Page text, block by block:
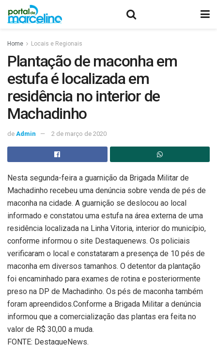
Home Locais e Regionais
Plantação de maconha em
estufa é localizada em
residência no interior de
Machadinho
de Admin 2 de março de 2020
Nesta segunda-feira a guarnição da Brigada Militar de
Machadinho recebeu uma denúncia sobre venda de pés de
maconha na cidade. A guarnição se deslocou ao local
informado e constatou uma estufa na área externa de uma
residência localizada na Linha Vitoria, interior do município,
conforme informou o site Destaquenews. Os policiais
verificaram o local e constataram a presença de 10 pés de
maconha em diversos tamanhos. O detentor da plantação
foi encaminhado para exames de rotina e posteriormente
preso na DP de Machadinho. Os pés de maconha também
foram apreendidos.Conforme a Brigada Militar a denúncia
informou que a comercialização das plantas era feita no
valor de R$ 30,00 a muda.
FONTE: DestaqueNews.